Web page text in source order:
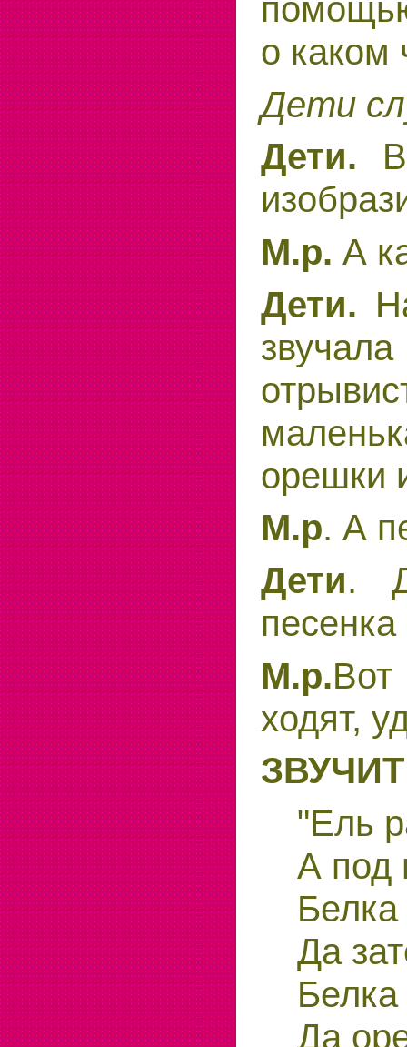
о каком
Дети
Дети.
М.р. А
Дети.
орешки
М.р. А
Дети.
М.р.
ходят,
"Ель
А под
Да
Белка
Да